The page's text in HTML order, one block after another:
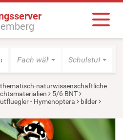
Fach wählen Schulstufe
naturwissenschaftliche
5/6 BNT
- Hymenoptera
bilder